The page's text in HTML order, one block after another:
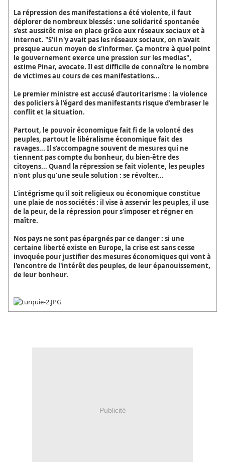
La répression des manifestations a été violente, il faut
déplorer de nombreux blessés : une solidarité spontanée
s'est aussitôt mise en place grâce aux réseaux sociaux et à
internet. "S'il n'y avait pas les réseaux sociaux, on n'avait
presque aucun moyen de s'informer. Ça montre à quel point
le gouvernement exerce une pression sur les medias",
estime Pinar, avocate. Il est difficile de connaître le nombre
de victimes au cours de ces manifestations...
Le premier ministre est accusé d'autoritarisme : la violence
des policiers à l'égard des manifestants risque d'embraser le
conflit et la situation.
Partout, le pouvoir économique fait fi de la volonté des
peuples, partout le libéralisme économique fait des
ravages... Il s'accompagne souvent de mesures qui ne
tiennent pas compte du bonheur, du bien-être des
citoyens... Quand la répression se fait violente, les peuples
n'ont plus qu'une seule solution : se révolter...
L'intégrisme qu'il soit religieux ou économique constitue
une plaie de nos sociétés : il vise à asservir les peuples, il use
de la peur, de la répression pour s'imposer et régner en
maître.
Nos pays ne sont pas épargnés par ce danger : si une
certaine liberté existe en Europe, la crise est sans cesse
invoquée pour justifier des mesures économiques qui vont à
l'encontre de l'intérêt des peuples, de leur épanouissement,
de leur bonheur.
Publicité